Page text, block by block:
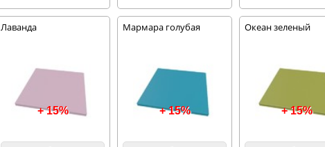
Лаванда
+ 15%
Мармара голубая
+ 15%
Океан зеленый
+ 15%